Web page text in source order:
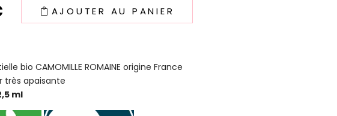
AJOUTER AU PANIER
bio CAMOMILLE ROMAINE origine France
très apaisante
ml